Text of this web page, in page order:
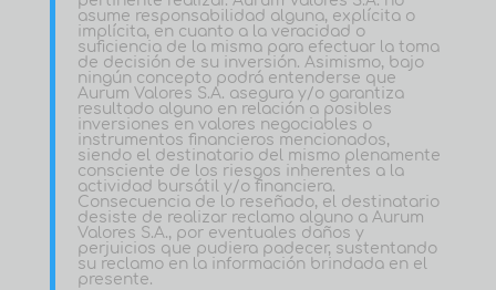
asume responsabilidad alguna, explícita o
implícita, en cuanto a la veracidad o
suficiencia de la misma para efectuar la toma
de decisión de su inversión. Asimismo, bajo
ningún concepto podrá entenderse que
Aurum Valores S.A. asegura y/o garantiza
resultado alguno en relación a posibles
inversiones en valores negociables o
instrumentos financieros mencionados,
siendo el destinatario del mismo plenamente
consciente de los riesgos inherentes a la
actividad bursátil y/o financiera.
Consecuencia de lo reseñado, el destinatario
desiste de realizar reclamo alguno a Aurum
Valores S.A., por eventuales daños y
perjuicios que pudiera padecer, sustentando
su reclamo en la información brindada en el
presente.